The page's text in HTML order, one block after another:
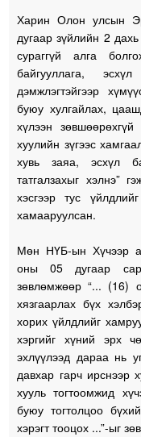
Харин Олон улсын
дугаар зүйлийн 2
сураггүй алга
байгууллага,
дэмжлэгтэйгээр
буюу хулгайлах,
хүлээн
хуулийн зүгээс
хувь заяа, эсхүл
татгалзахыг хэлнэ”
хэсгээр тус
хамааруулсан.
Мөн НҮБ-ын Хүчээр
оны 05 дугаар
зөвлөмжөөр “... (16)
хязгаарлах бүх
хорих үйлдлийг
хэргийг хүний эрх
эхлүүлээд дараа нь
давхар гарч ирснээр
хууль тогтоомжид
буюу тогтолцоо
хэрэгт тооцох ...”-ыг